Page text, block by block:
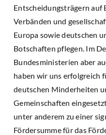
Entscheidungsträgern auf
Verbänden und
Europa sowie deutschen
Botschaften pflegen. Im
Bundesministerien aber
haben wir uns erfolgreich
deutschen Minderheiten
Gemeinschaften
unter anderem zu einer
Fördersumme für das